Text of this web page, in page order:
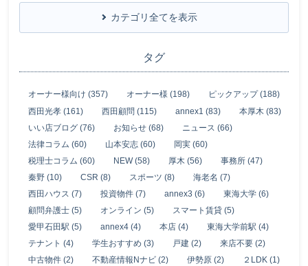
カテゴリ全てを表示
タグ
オーナー様向け (357) オーナー様 (198)
ピックアップ (188)
西田光孝 (161)
西田顧問 (115) annex1 (83)
本厚木 (83)
いい店ブログ (76)
お知らせ (68)
ニュース (66)
法律コラム (60)
山本安志 (60)
岡実 (60)
税理士コラム (60)
NEW (58) 厚木 (56)
事務所 (47)
秦野 (10)
CSR (8) スポーツ (8)
海老名 (7)
西田ハウス (7)
投資物件 (7) annex3 (6)
東海大学 (6)
顧問弁護士 (5)
オンライン (5)
スマート賃貸 (5)
愛甲石田駅 (5)
annex4 (4) 本店 (4)
東海大学前駅 (4)
テナント (4)
学生おすすめ (3) 戸建 (2)
来店不要 (2)
中古物件 (2)
不動産情報Nナビ (2) 伊勢原 (2)
２LDK (1)